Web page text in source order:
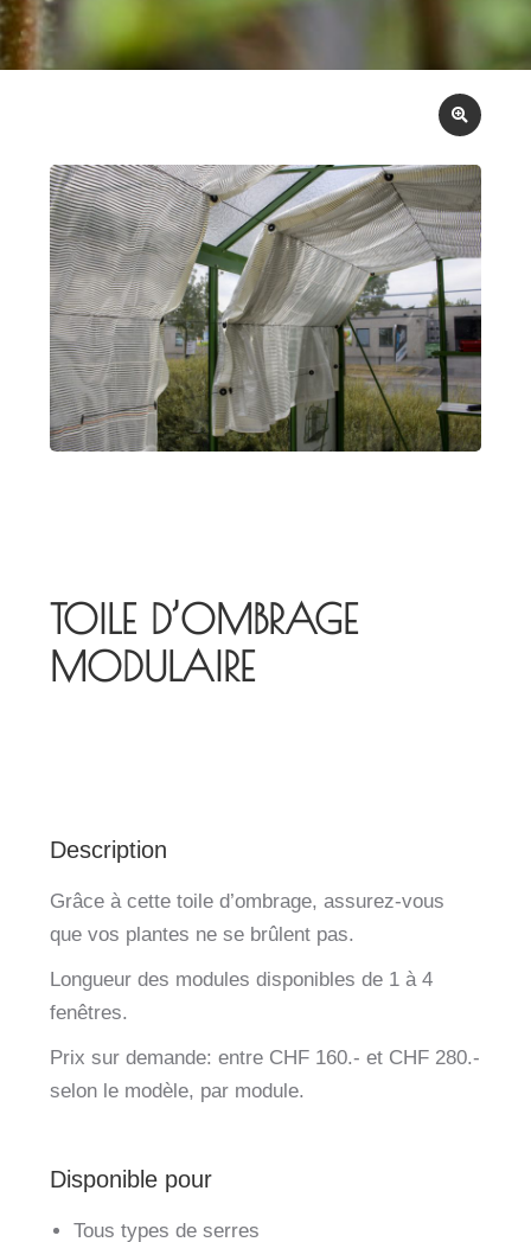
TOILE D’OMBRAGE
MODULAIRE
Description
Grâce à cette toile d’ombrage, assurez-vous
que vos plantes ne se brûlent pas.
Longueur des modules disponibles de 1 à 4
fenêtres.
Prix sur demande: entre CHF 160.- et CHF 280.-
selon le modèle, par module.
Disponible pour
Tous types de serres